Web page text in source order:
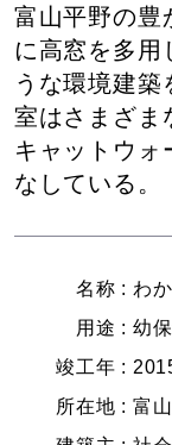
富山平野の豊
に高窓を多用
うな環境建
室はさまざま
キャットウォ
なしている。
名称 : わ
用途 : 幼
竣工年 :
所在地 : 富